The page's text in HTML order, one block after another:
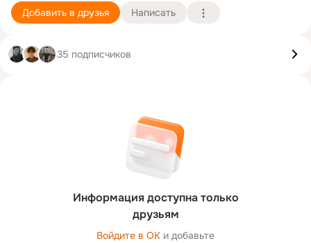
Добавить в друзья Написать
Информация доступна только
друзьям
Войдите в ОК и добавьте
35 подписчиков